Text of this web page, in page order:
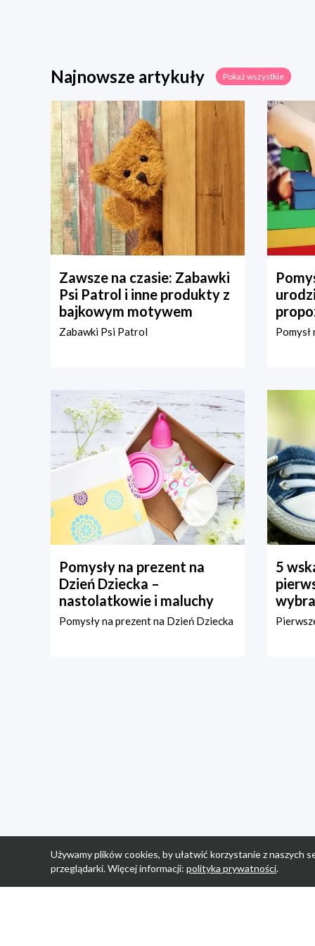
Najnowsze artykuły Pokaż wszystkie
Zawsze na czasie: Zabawki
Psi Patrol i inne produkty z
bajkowym motywem
Zabawki Psi Patrol
Pomysły na prezent na
Dzień Dziecka –
nastolatkowie i maluchy
Pomysły na prezent na Dzień Dziecka
5
Używamy plików cookies, by ułatwić korzystanie z naszych
przeglądarki. Więcej informacji: polityka prywatności.